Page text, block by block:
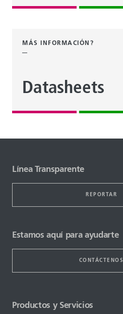
MÁS INFORMACIÓN?
Datasheets
Línea Transparente
REPORTAR
Estamos aquí para ayudarte
CONTÁCTENOS
Productos y Servicios